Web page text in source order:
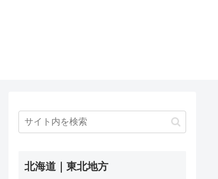
北海道｜東北地方